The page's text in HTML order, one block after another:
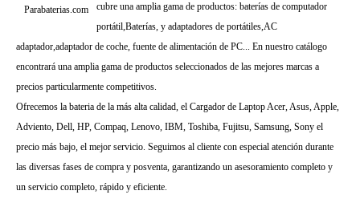
Parabaterias.com
cubre una amplia gama de productos: baterías de computador
portátil,Baterías, y adaptadores de portátiles,AC
adaptador,adaptador de coche, fuente de alimentación de PC... En nuestro catálogo
encontrará una amplia gama de productos seleccionados de las mejores marcas a
precios particularmente competitivos.
Ofrecemos la bateria de la más alta calidad, el Cargador de Laptop Acer, Asus, Apple,
Adviento, Dell, HP, Compaq, Lenovo, IBM, Toshiba, Fujitsu, Samsung, Sony el
precio más bajo, el mejor servicio. Seguimos al cliente con especial atención durante
las diversas fases de compra y posventa, garantizando un asesoramiento completo y
un servicio completo, rápido y eficiente.